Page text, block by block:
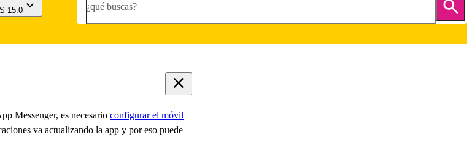
15.0 ¿qué buscas?
Messenger, es necesario configurar el móvil
va actualizando la app y por eso puede